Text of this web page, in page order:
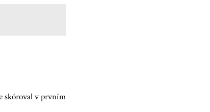
skóroval v prvním